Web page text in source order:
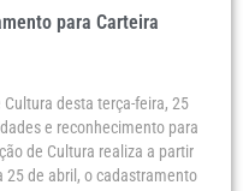
para Carteira
desta terça-feira, 25
e reconhecimento para
de Cultura realiza a partir
25 de abril, o cadastramento